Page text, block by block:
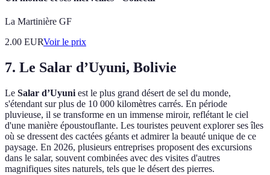
La Martinière GF
2.00 EURVoir le prix
7. Le Salar d’Uyuni, Bolivie
Le Salar d’Uyuni est le plus grand désert de sel du monde,
s'étendant sur plus de 10 000 kilomètres carrés. En période
pluvieuse, il se transforme en un immense miroir, reflétant le ciel
d'une manière époustouflante. Les touristes peuvent explorer ses îles
où se dressent des cactées géants et admirer la beauté unique de ce
paysage. En 2026, plusieurs entreprises proposent des excursions
dans le salar, souvent combinées avec des visites d'autres
magnifiques sites naturels, tels que le désert des pierres.